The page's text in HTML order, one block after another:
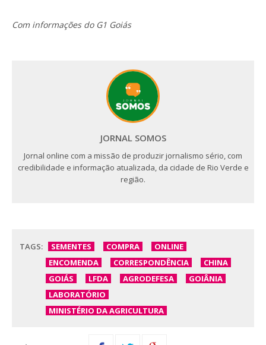
Com informações do G1 Goiás
JORNAL SOMOS
Jornal online com a missão de produzir jornalismo sério, com
credibilidade e informação atualizada, da cidade de Rio Verde e
região.
TAGS: SEMENTES COMPRA
ONLINE
ENCOMENDA
CORRESPONDÊNCIA
CHINA
GOIÁS
LFDA AGRODEFESA
GOIÂNIA
LABORATÓRIO
MINISTÉRIO DA AGRICULTURA